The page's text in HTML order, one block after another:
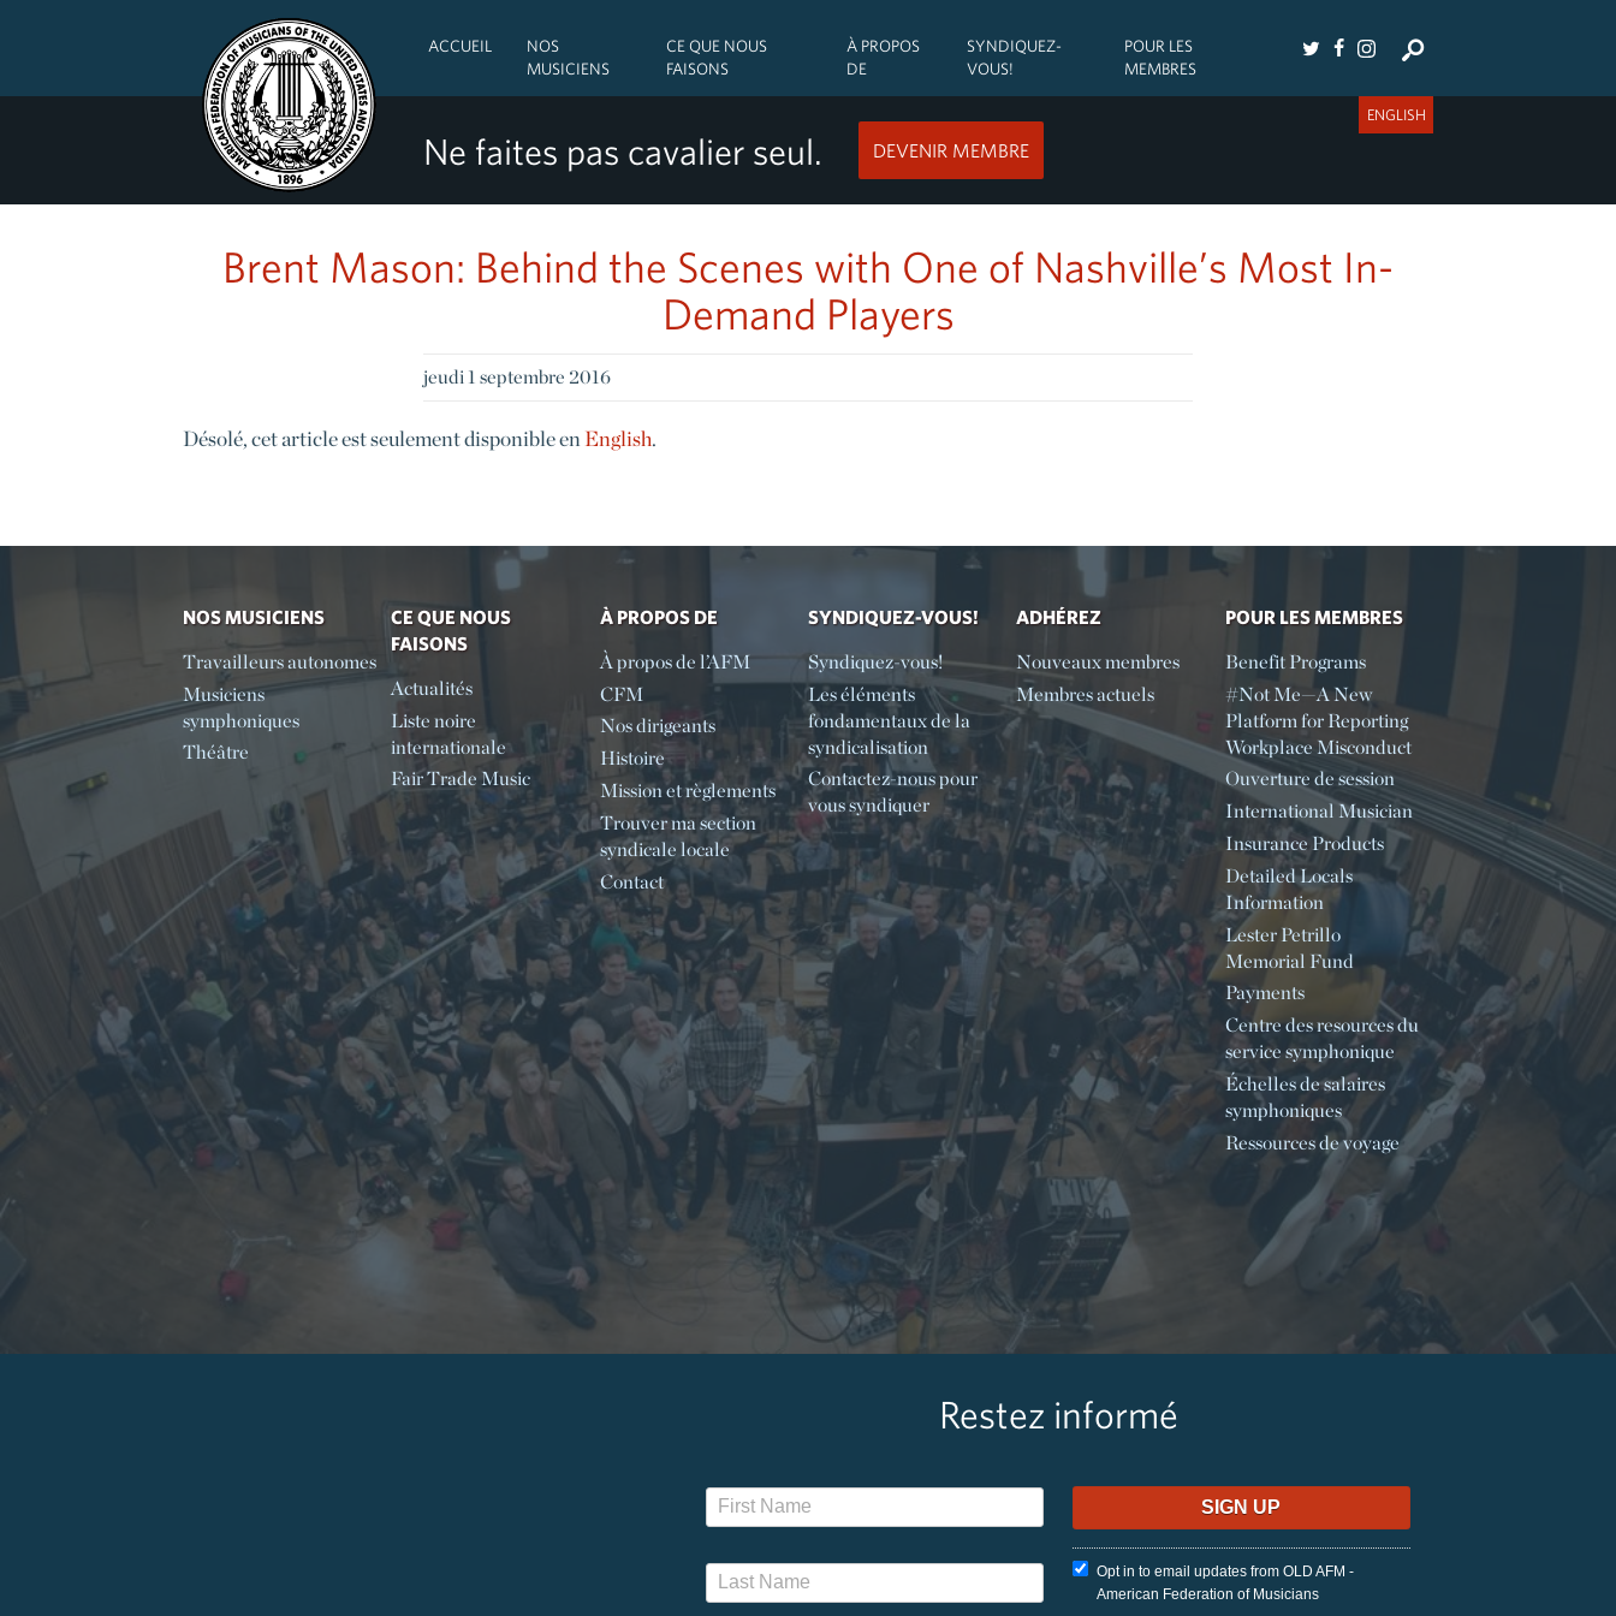
ACCUEIL
NOS
MUSICIENS
CE QUE NOUS
FAISONS
À PROPOS
DE
SYNDIQUEZ-
VOUS!
POUR LES
MEMBRES
Ne faites pas cavalier seul. DEVENIR MEMBRE
ENGLISH
Brent Mason: Behind the Scenes with One of Nashville’s Most In-
Demand Players
jeudi 1 septembre 2016
Désolé, cet article est seulement disponible enEnglish.
NOS MUSICIENS
Travailleurs autonomes
Musiciens
symphoniques
Théâtre
CE QUE NOUS
FAISONS
Actualités
Liste noire
internationale
Fair Trade Music
À PROPOS DE
À propos de l’AFM
CFM
Nos dirigeants
Histoire
Mission et règlements
Trouver ma section
syndicale locale
Contact
SYNDIQUEZ-VOUS!
Syndiquez-vous!
Les éléments
fondamentaux de la
syndicalisation
Contactez-nous pour
vous syndiquer
ADHÉREZ
Nouveaux membres
Membres actuels
POUR LES MEMBRES
Benefit Programs
#Not Me—A New
Platform for Reporting
Workplace Misconduct
Ouverture de session
International Musician
Insurance Products
Detailed Locals
Information
Lester Petrillo
Memorial Fund
Payments
Centre des resources du
service symphonique
Échelles de salaires
symphoniques
Ressources de voyage
Restez informé
Opt in to email updates from OLD AFM -
American Federation of Musicians